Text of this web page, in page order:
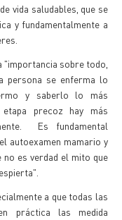
vida saludables, que se
y fundamentalmente a
sobre todo,
persona se enferma lo
y saberlo lo más
precoz hay más
Es fundamental
autoexamen mamario y
no es verdad el mito que
a que todas las
práctica las medida